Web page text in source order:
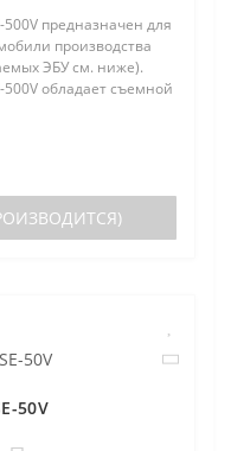
предназначен для
производства
ЭБУ см. ниже).
обладает съемной
50V